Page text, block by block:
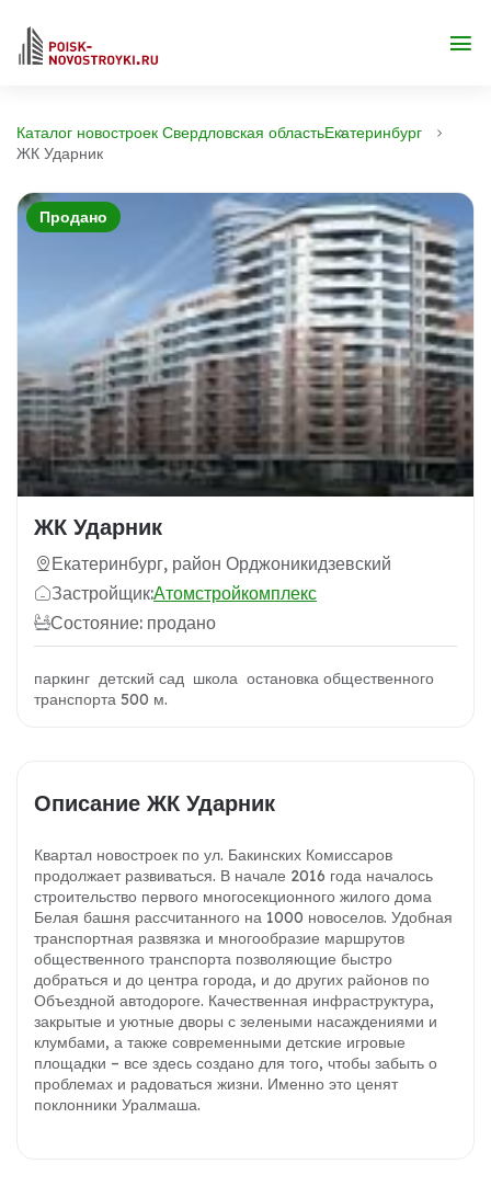
Каталог новостроек Свердловская областьЕкатеринбург
ЖК Ударник
Продано
ЖК Ударник
Екатеринбург, район Орджоникидзевский
Застройщик:Атомстройкомплекс
Состояние: продано
паркинг детский сад школа остановка общественного
транспорта 500 м.
Описание ЖК Ударник
Квартал новостроек по ул. Бакинских Комиссаров
продолжает развиваться. В начале 2016 года началось
строительство первого многосекционного жилого дома
Белая башня рассчитанного на 1000 новоселов. Удобная
транспортная развязка и многообразие маршрутов
общественного транспорта позволяющие быстро
добраться и до центра города, и до других районов по
Объездной автодороге. Качественная инфраструктура,
закрытые и уютные дворы с зелеными насаждениями и
клумбами, а также современными детские игровые
площадки – все здесь создано для того, чтобы забыть о
проблемах и радоваться жизни. Именно это ценят
поклонники Уралмаша.